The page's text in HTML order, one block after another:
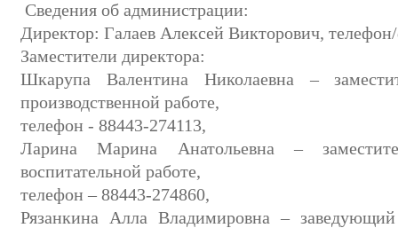
Сведения об администрации:
Директор: Галаев Алексей Викторович,
Заместители директора:
Шкарупа Валентина Николаевна –
производственной работе,
телефон - 88443-274113,
Ларина Марина Анатольевна –
воспитательной работе,
телефон – 88443-274860,
Рязанкина Алла Владимировна –